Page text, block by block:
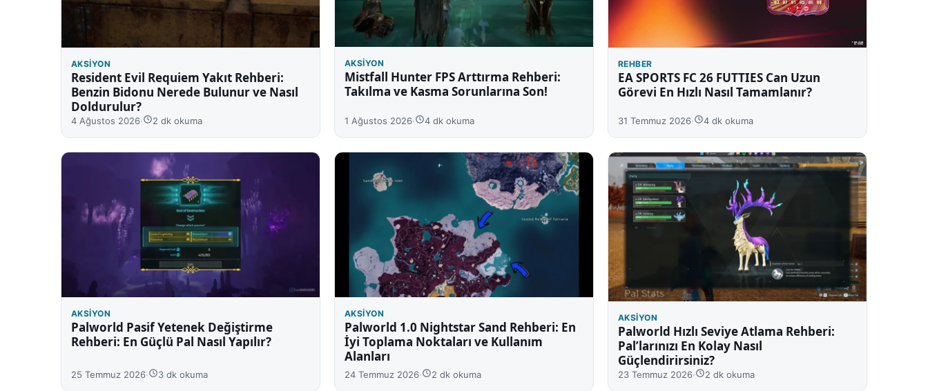
AKSIYON
Resident Evil Requiem Yakıt Rehberi:
Benzin Bidonu Nerede Bulunur ve Nasıl
Doldurulur?
4 Ağustos 2026· 2 dk okuma
AKSIYON
Mistfall Hunter FPS Arttırma Rehberi:
Takılma ve Kasma Sorunlarına Son!
1 Ağustos 2026· 4 dk okuma
REHBER
EA SPORTS FC 26 FUTTIES Can Uzun
Görevi En Hızlı Nasıl Tamamlanır?
31 Temmuz 2026· 4 dk okuma
AKSIYON
Palworld Pasif Yetenek Değiştirme
Rehberi: En Güçlü Pal Nasıl Yapılır?
25 Temmuz 2026· 3 dk okuma
AKSIYON
Palworld 1.0 Nightstar Sand Rehberi: En
İyi Toplama Noktaları ve Kullanım
Alanları
24 Temmuz 2026· 2 dk okuma
AKSIYON
Palworld Hızlı Seviye Atlama Rehberi:
Pal’larınızı En Kolay Nasıl
Güçlendirirsiniz?
23 Temmuz 2026· 2 dk okuma